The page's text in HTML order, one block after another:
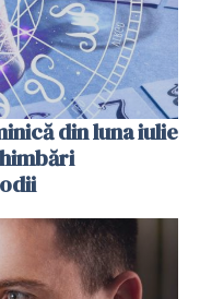
din luna iulie